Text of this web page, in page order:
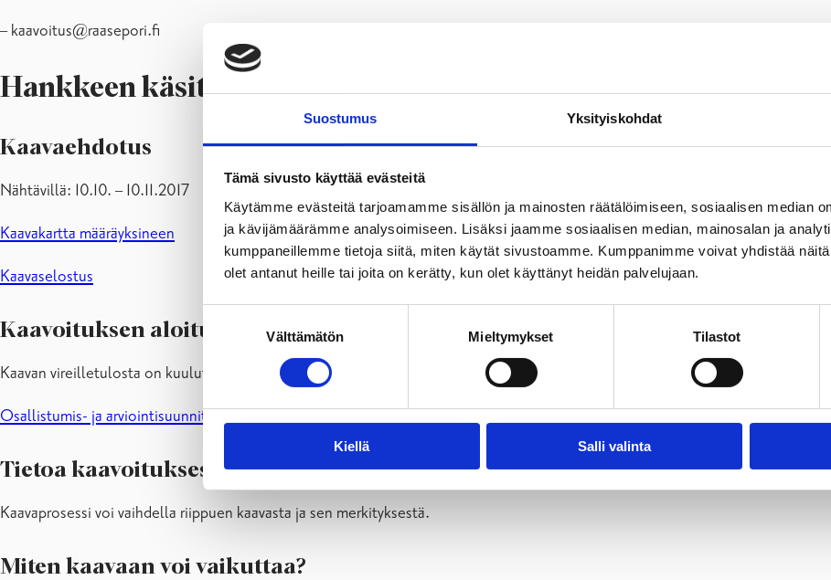
Suostumus Yksityiskohdat
Tämä sivusto käyttää evästeitä
Käytämme evästeitä tarjoamamme sisällön ja mainosten räätälöimiseen, sosiaalisen median
ja kävijämäärämme analysoimiseen. Lisäksi jaamme sosiaalisen median, mainosalan ja
kumppaneillemme tietoja siitä, miten käytät sivustoamme. Kumppanimme voivat yhdistää
olet antanut heille tai joita on kerätty, kun olet käyttänyt heidän palvelujaan.
valinta
Välttämätön Mieltymykset Tilastot
Kiellä Salli valinta
– kaavoitus@raasepori.fi
Hankkeen käsittelyvaihe ja kaava-aineisto
Kaavaehdotus
Nähtävillä: 10.10. – 10.11.2017
Kaavakartta määräyksineen
Kaavaselostus
Kaavoituksen aloitus ja Osallistumis- ja arviointisuunnitelma (OAS)
Kaavan vireilletulosta on kuulutettu: 7.7.2016
Osallistumis- ja arviointisuunnitelma
Tietoa kaavoituksesta ja kaavoitusprosessista
Kaavaprosessi voi vaihdella riippuen kaavasta ja sen merkityksestä.
Miten kaavaan voi vaikuttaa?